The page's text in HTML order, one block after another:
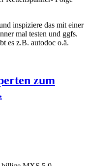
inspiziere das mit einer
mal testen und ggfs.
es z.B. autodoc o.ä.
zum